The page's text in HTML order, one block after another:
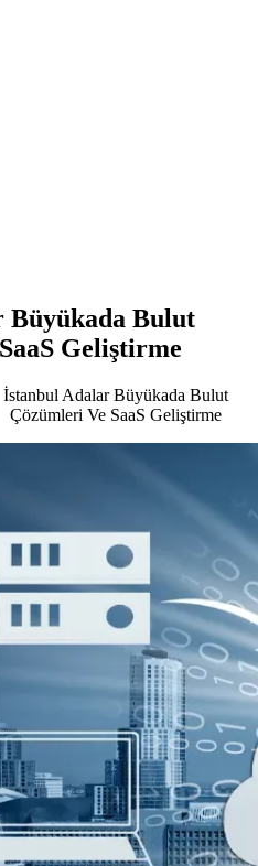
Büyükada Bulut
Geliştirme
İstanbul Adalar Büyükada Bulut
Çözümleri Ve SaaS Geliştirme